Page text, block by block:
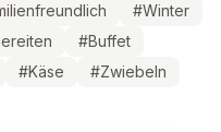
#Winter
#Buffet
#Käse #Zwiebeln